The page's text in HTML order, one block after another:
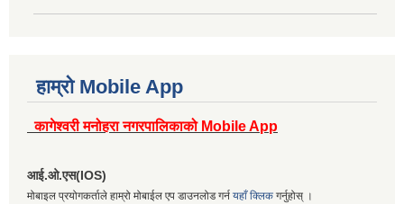
हाम्रो Mobile App
कागेश्वरी मनोहरा नगरपालिकाको Mobile App
आई.ओ.एस(IOS)
मोबाइल प्रयोगकर्ताले हाम्रो मोबाईल एप डाउनलोड गर्न यहाँ क्लिक गर्नुहोस् ।